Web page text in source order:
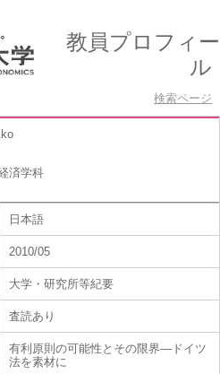
教員プロフィー
ル
検索ページ
済学科
日本語
2010/05
大学・研究所等紀要
査読あり
有利原則の可能性とその限界―ドイツ
法を素材に